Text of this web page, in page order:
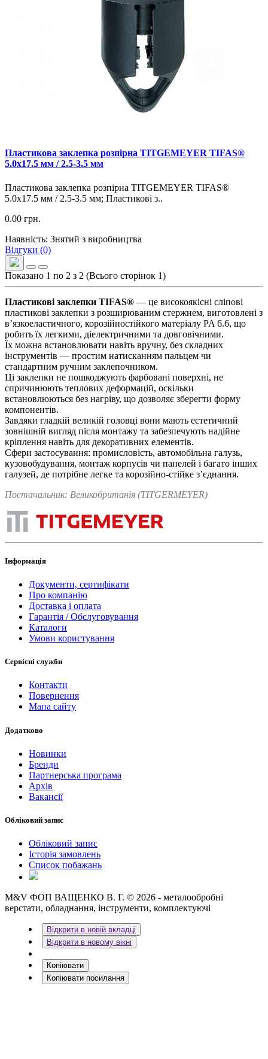
Пластикова заклепка розпірна TITGEMEYER TIFAS®
5.0х17.5 мм / 2.5-3.5 мм
Пластикова заклепка розпірна TITGEMEYER TIFAS®
5.0х17.5 мм / 2.5-3.5 мм; Пластикові з..
0.00 грн.
Наявність: Знятий з виробництва
Відгуки (0)
Показано 1 по 2 з 2 (Всього сторінок 1)
Пластикові заклепки TIFAS® — це високоякісні сліпові
пластикові заклепки з розширюваним стержнем, виготовлені з
в’язкоеластичного, корозійностійкого матеріалу PA 6.6, що
робить їх легкими, діелектричними та довговічними.
Їх можна встановлювати навіть вручну, без складних
інструментів — простим натисканням пальцем чи
стандартним ручним заклепочником.
Ці заклепки не пошкоджують фарбовані поверхні, не
спричинюють теплових деформацій, оскільки
встановлюються без нагріву, що дозволяє зберегти форму
компонентів.
Завдяки гладкій великій головці вони мають естетичний
зовнішній вигляд після монтажу та забезпечують надійне
кріплення навіть для декоративних елементів.
Сфери застосування: промисловість, автомобільна галузь,
кузовобудування, монтаж корпусів чи панелей і багато інших
галузей, де потрібне легке та корозійно-стійке з’єднання.
Постачальник: Великобританія (TITGERMEYER)
Інформація
Документи, сертифікати
Про компанію
Доставка і оплата
Гарантія / Обслуговування
Каталоги
Умови користування
Сервісні служби
Контакти
Повернення
Мапа сайту
Додатково
Новинки
Бренди
Партнерська програма
Архів
Вакансії
Обліковий запис
Обліковий запис
Історія замовлень
Список побажань
M&V ФОП ВАЩЕНКО В. Г. © 2026 - металообробні
верстати, обладнання, інструменти, комплектуючі
Відкрити в новій вкладці
Відкрити в новому вікні
Копіювати
Копіювати посилання